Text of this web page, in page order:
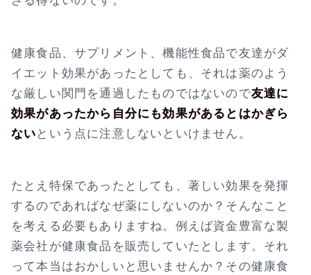
健康食品、サプリメント、機能性食品で友達がダ
イエット効果があったとしても、それは薬のよう
な厳しい関門を通過したものではないので友達に
効果があったから自分にも効果があるとはかぎら
ない という点に注意しないといけません。
たとえ特保であったとしても、著しい効果を発揮
するのであればなぜ薬にしないのか？そんなこと
を考える必要もありますね。例えば資金豊富な製
薬会社が健康食品を販売していたとします。それ
って本当はおかしいと思いませんか？その健康食